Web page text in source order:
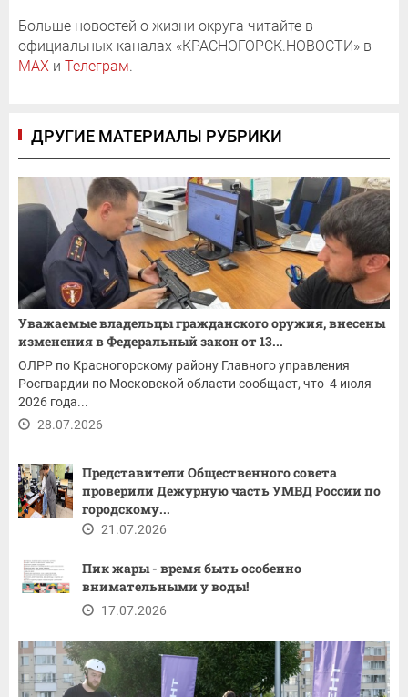
Больше новостей о жизни округа читайте в
официальных каналах «КРАСНОГОРСК.НОВОСТИ» в
MAX и Телеграм.
ДРУГИЕ МАТЕРИАЛЫ РУБРИКИ
Уважаемые владельцы гражданского оружия, внесены
изменения в Федеральный закон от 13...
ОЛРР по Красногорскому району Главного управления
Росгвардии по Московской области сообщает, что 4 июля
2026 года...
28.07.2026
Представители Общественного совета
проверили Дежурную часть УМВД России по
городскому...
21.07.2026
Пик жары - время быть особенно
внимательными у воды!
17.07.2026